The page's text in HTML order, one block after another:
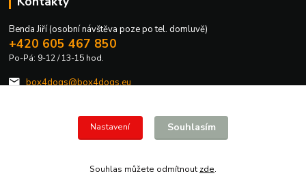
Benda Jiří (osobní návštěva poze po tel. domluvě)
+420 605 467 850
Po-Pá: 9-12 / 13-15 hod.
box4dogs@box4dogs.eu
Nastavení Souhlasím
Souhlas můžete odmítnout zde.